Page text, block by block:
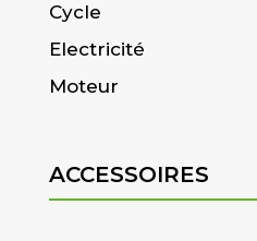
Cycle
Electricité
Moteur
ACCESSOIRES